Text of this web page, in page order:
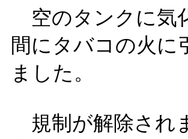
空のタンクに気
間にタバコの火に
ました。
規制が解除され